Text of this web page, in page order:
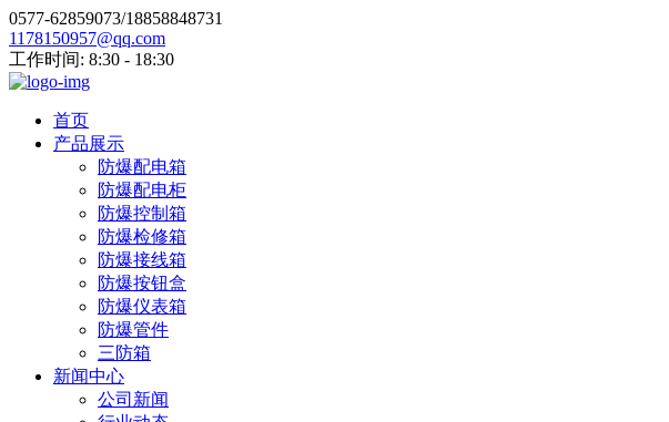
0577-62859073/18858848731
1178150957@qq.com
工作时间: 8:30 - 18:30
首页
产品展示
防爆配电箱
防爆配电柜
防爆控制箱
防爆检修箱
防爆接线箱
防爆按钮盒
防爆仪表箱
防爆管件
三防箱
新闻中心
公司新闻